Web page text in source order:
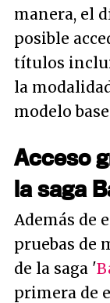
manera, el
posible
títulos
la
modelo
Acceso
la saga
Además de
pruebas de
de la saga '
primera de